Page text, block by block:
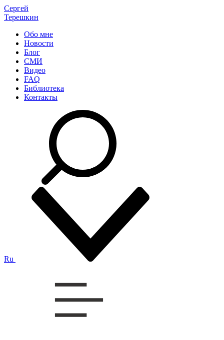
Сергей
Терешкин
Обо мне
Новости
Блог
СМИ
Видео
FAQ
Библиотека
Контакты
Ru